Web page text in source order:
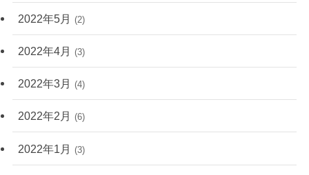
2022年5月 (2)
2022年4月 (3)
2022年3月 (4)
2022年2月 (6)
2022年1月 (3)